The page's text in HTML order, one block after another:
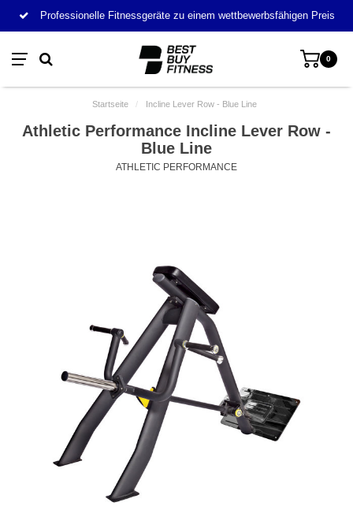
Professionelle Fitnessgeräte zu einem wettbewerbsfähigen Preis
0
Startseite / Incline Lever Row - Blue Line
Athletic Performance Incline Lever Row -
Blue Line
ATHLETIC PERFORMANCE